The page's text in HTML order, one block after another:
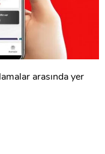
arasında yer